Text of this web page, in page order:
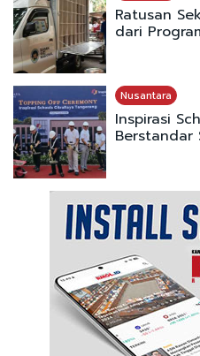
Ratusan
dari
Nusantara
Inspirasi
Berstandar